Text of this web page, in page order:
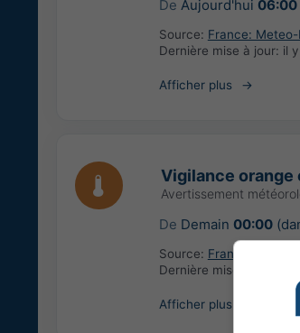
De Aujourd'hui 06:00
Source: France:
Dernière mise à jour: il
Afficher plus
Vigilance orange
Avertissement
De Demain 00:00
Source: France: Meteo-
Dernière mise à jour:
Afficher plus